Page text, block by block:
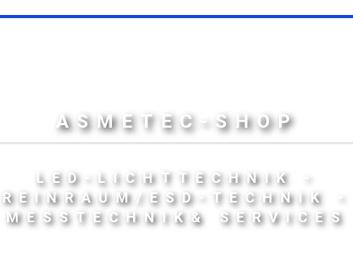
ASMETEC-SHOP
LED-LICHTTECHNIK -
REINRAUM/ESD-TECHNIK -
MESSTECHNIK& SERVICES